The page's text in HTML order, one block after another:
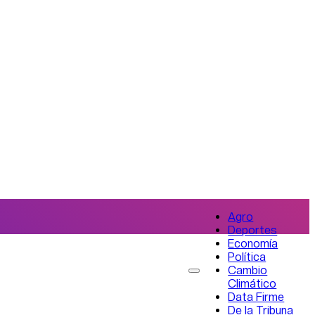
Agro
Deportes
Economía
Política
Cambio
Climático
Data Firme
De la Tribuna